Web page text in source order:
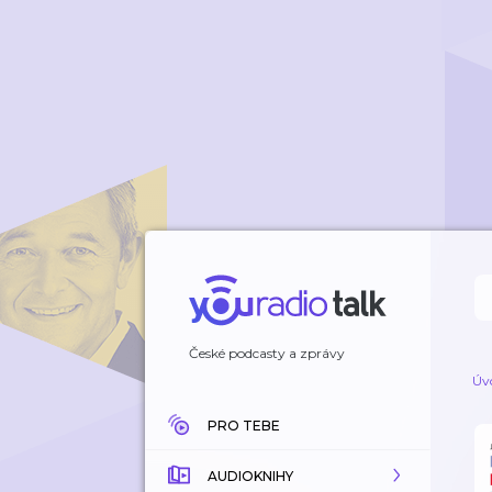
České podcasty a zprávy
PRO TEBE
AUDIOKNIHY